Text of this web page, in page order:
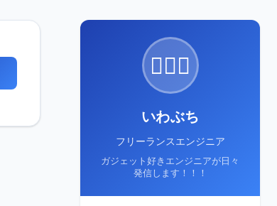
🙋🏻‍♂️
いわぶち
フリーランスエンジニア
ガジェット好きエンジニアが日々
発信します！！！